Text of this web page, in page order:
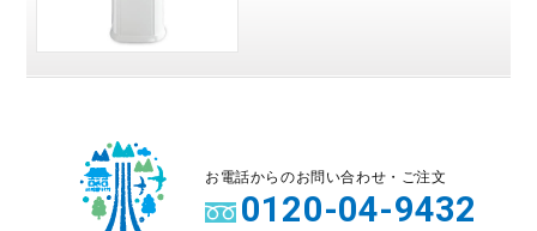
お電話からのお問い合わせ・ご注文
0120-04-9432